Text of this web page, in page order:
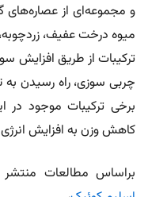
و مجموعه‌ای از عصاره‌های
میوه درخت عفیف، زردچوبه،
ترکیبات از طریق افزایش
چربی‌ سوزی، راه رسیدن به
برخی ترکیبات موجود
کاهش وزن به افزایش
براساس مطالعات